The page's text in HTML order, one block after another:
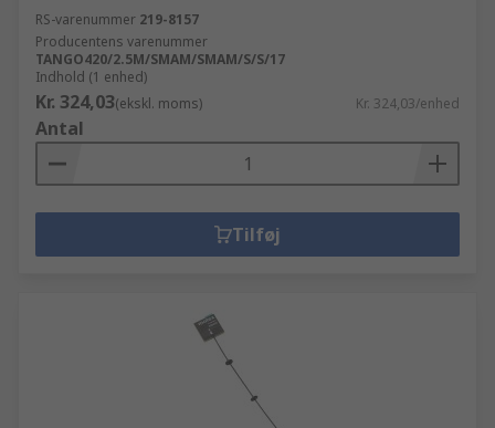
RS-varenummer 219-8157
Producentens varenummer
TANGO420/2.5M/SMAM/SMAM/S/S/17
Indhold (1 enhed)
Kr. 324,03(ekskl. moms) Kr. 324,03/enhed
Antal
Tilføj